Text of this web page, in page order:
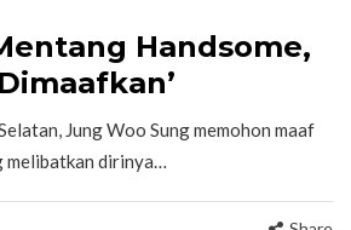
Handsome,
Jung Woo Sung memohon maaf
melibatkan dirinya…